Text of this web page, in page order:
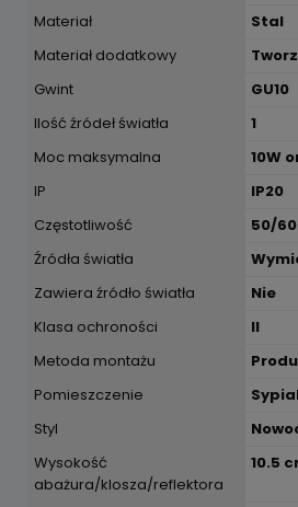
Materiał
Stal
Materiał dodatkowy
Gwint
GU10
Ilość źródeł światła
1
Moc maksymalna
10W
IP
IP20
Częstotliwość
50/60
Źródła światła
Zawiera źródło światła
Nie
Klasa ochroności
II
Metoda montażu
Pomieszczenie
Styl
Wysokość
abażura/klosza/reflektora
10.5